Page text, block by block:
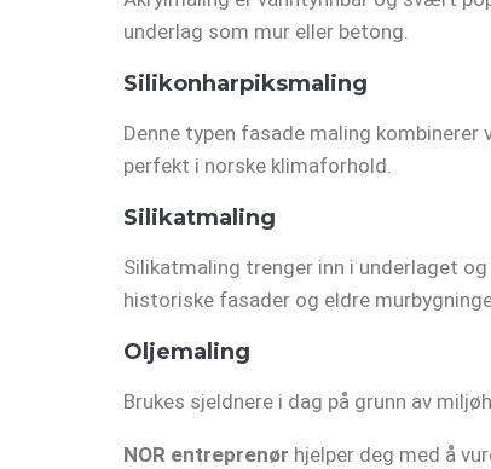
underlag som mur eller betong.
Silikonharpiksmaling
Denne typen fasade maling
perfekt i norske klimaforhold.
Silikatmaling
Silikatmaling trenger inn i underlaget
historiske fasader og eldre
Oljemaling
Brukes sjeldnere i dag på grunn av
NOR entreprenør hjelper deg med å